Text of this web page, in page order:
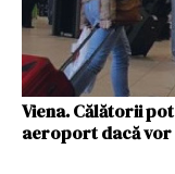
Viena. Călătorii
aeroport dacă vor